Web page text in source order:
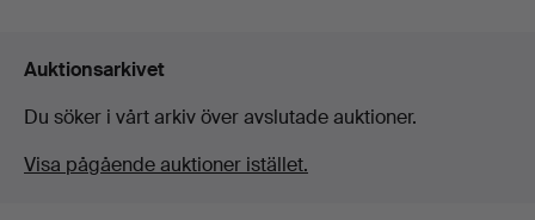
Auktionsarkivet
Du söker i vårt arkiv över avslutade auktioner.
Visa pågående auktioner istället.